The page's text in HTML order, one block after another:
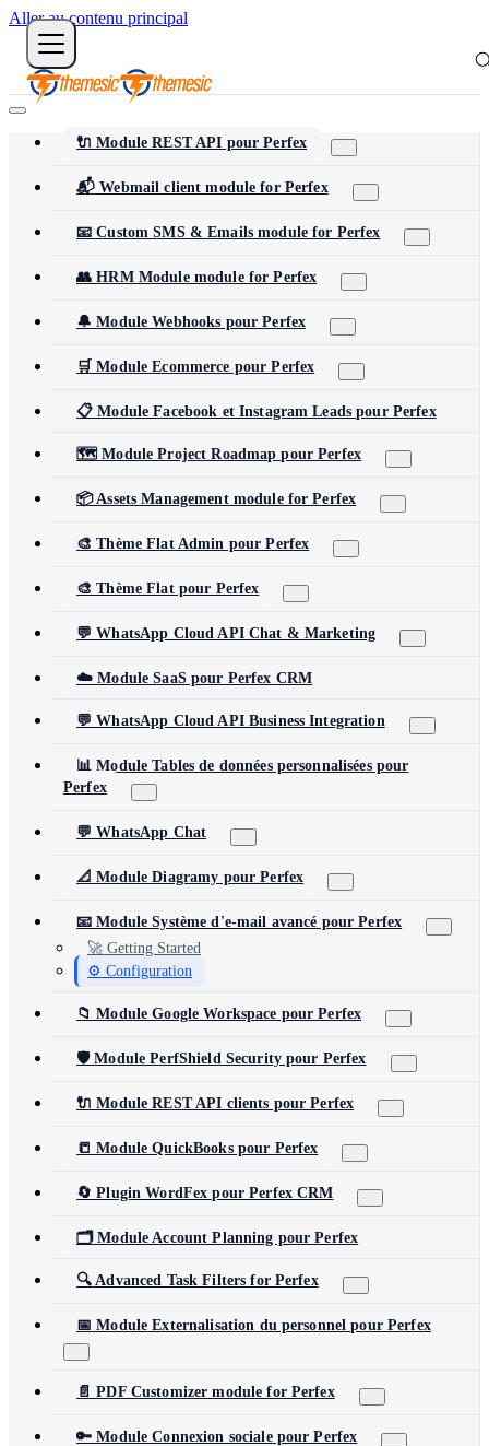
Aller au contenu principal
🔌 Module REST API pour Perfex
📬 Webmail client module for Perfex
📧 Custom SMS & Emails module for Perfex
👥 HRM Module module for Perfex
🔔 Module Webhooks pour Perfex
🛒 Module Ecommerce pour Perfex
📋 Module Facebook et Instagram Leads pour Perfex
🗺️ Module Project Roadmap pour Perfex
📦 Assets Management module for Perfex
🎨 Thème Flat Admin pour Perfex
🎨 Thème Flat pour Perfex
💬 WhatsApp Cloud API Chat & Marketing
☁️ Module SaaS pour Perfex CRM
💬 WhatsApp Cloud API Business Integration
📊 Module Tables de données personnalisées pour
Perfex
💬 WhatsApp Chat
📐 Module Diagramy pour Perfex
📧 Module Système d'e-mail avancé pour Perfex
🚀 Getting Started
⚙️ Configuration
📁 Module Google Workspace pour Perfex
🛡️ Module PerfShield Security pour Perfex
🔌 Module REST API clients pour Perfex
📒 Module QuickBooks pour Perfex
🔄 Plugin WordFex pour Perfex CRM
🗂️ Module Account Planning pour Perfex
🔍 Advanced Task Filters for Perfex
📅 Module Externalisation du personnel pour Perfex
📄 PDF Customizer module for Perfex
🔑 Module Connexion sociale pour Perfex